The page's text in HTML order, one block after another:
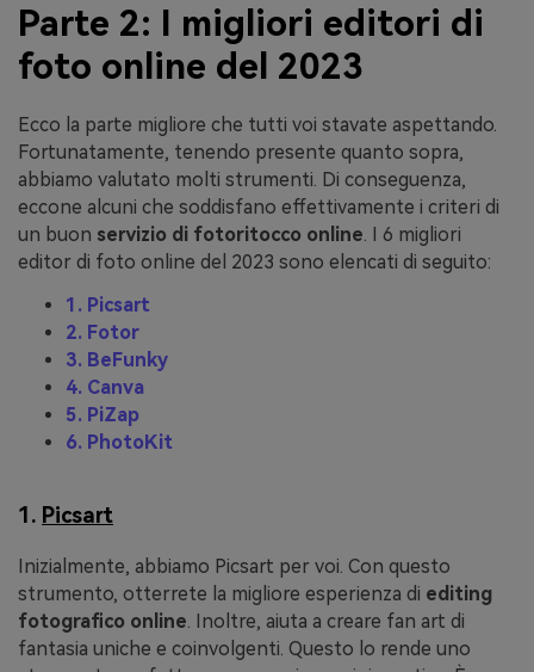
Parte 2: I migliori editori di
foto online del 2023
Ecco la parte migliore che tutti voi stavate aspettando.
Fortunatamente, tenendo presente quanto sopra,
abbiamo valutato molti strumenti. Di conseguenza,
eccone alcuni che soddisfano effettivamente i criteri di
un buon servizio di fotoritocco online. I 6 migliori
editor di foto online del 2023 sono elencati di seguito:
1. Picsart
2. Fotor
3. BeFunky
4. Canva
5. PiZap
6. PhotoKit
1. Picsart
Inizialmente, abbiamo Picsart per voi. Con questo
strumento, otterrete la migliore esperienza di editing
fotografico online. Inoltre, aiuta a creare fan art di
fantasia uniche e coinvolgenti. Questo lo rende uno